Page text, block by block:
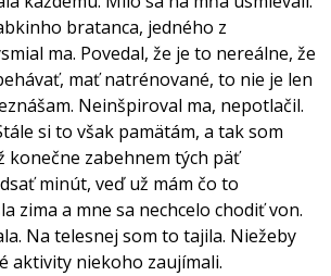
bratanca, jedného z
ma. Povedal, že je to nereálne, že
mať natrénované, to nie je len
Neinšpiroval ma, nepotlačil.
si to však pamätám, a tak som
konečne zabehnem tých päť
minút, veď už mám čo to
zima a mne sa nechcelo chodiť von.
Na telesnej som to tajila. Niežeby
aktivity niekoho zaujímali.